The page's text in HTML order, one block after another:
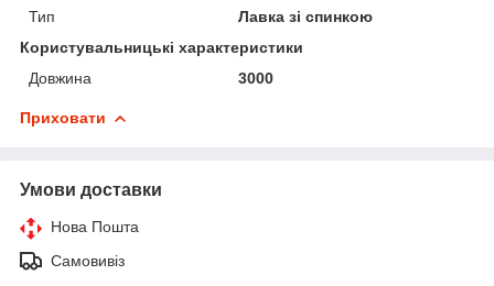
Тип
Лавка зі спинкою
Користувальницькі характеристики
Довжина
3000
Приховати
Умови доставки
Нова Пошта
Самовивіз